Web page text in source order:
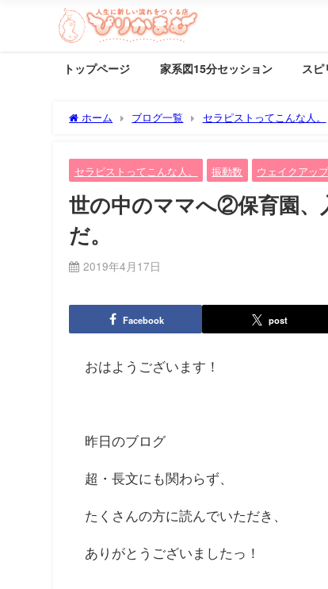
トップページ 家系図15分セッション スピ
ホーム ブログ一覧 セラピストってこんな人。
セラピストってこんな人。 振動数 ウェイクアッ
世の中のママへ②保育園、
だ。
2019年4月17日
Facebook post
おはようございます！
昨日のブログ
超・長文にも関わらず、
たくさんの方に読んでいただき、
ありがとうございましたっ！